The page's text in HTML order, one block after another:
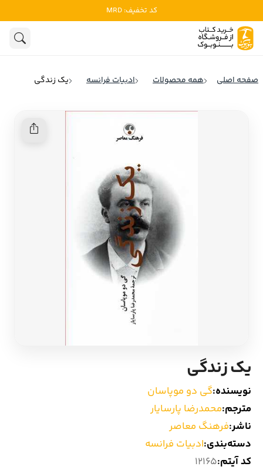
کد تخفیف: MRD
ادبیات
ادبیات انگلیس
ادبیات فرانسه
ادبیات روسیه
ادبیات آمریکای لاتین
ادبیات آلمان
ادبیات ترکیه
ادبیات آسیا
سایر کشورهای اروپا
داستان کوتاه
ادبیات نمایشی
صفحه اصلی همه محصولات ادبیات فرانسه یک زندگی
یک زندگی
نویسنده:گی دو موپاسان
مترجم:محمدرضا پارسایار
ناشر:فرهنگ معاصر
دسته‌بندی:ادبیات فرانسه
کد آیتم:12165